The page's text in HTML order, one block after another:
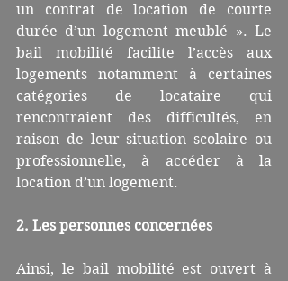
un contrat de location de courte
durée d’un logement meublé ». Le
bail mobilité facilite l’accès aux
logements notamment à certaines
catégories de locataire qui
rencontraient des difficultés, en
raison de leur situation scolaire ou
professionnelle, à accéder à la
location d’un logement.
2. Les personnes concernées
Ainsi, le bail mobilité est ouvert à